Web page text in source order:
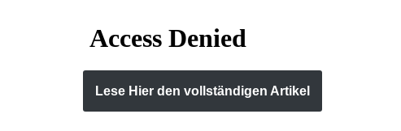
Lese Hier den vollständigen Artikel